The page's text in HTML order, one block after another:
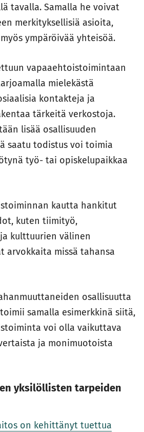
tavalla. Samalla he voivat
merkityksellisiä asioita,
ympäröivää yhteisöä.
vapaaehtoistoimintaan
mielekästä
kontakteja ja
tärkeitä verkostoja.
lisää osallisuuden
saatu todistus voi toimia
työ- tai opiskelupaikkaa
kautta hankitut
kuten tiimityö,
kulttuurien välinen
arvokkaita missä tahansa
osallisuutta
samalla esimerkkinä siitä,
voi olla vaikuttava
ja monimuotoista
yksilöllisten tarpeiden
on kehittänyt tuettua